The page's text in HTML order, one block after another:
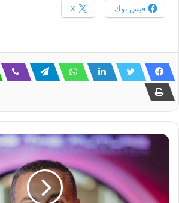
فيس بوك X